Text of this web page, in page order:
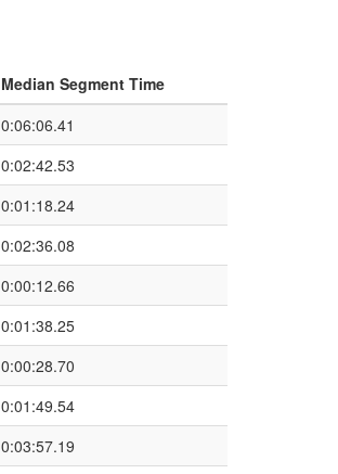
Median Segment Time
0:06:06.41
0:02:42.53
0:01:18.24
0:02:36.08
0:00:12.66
0:01:38.25
0:00:28.70
0:01:49.54
0:03:57.19